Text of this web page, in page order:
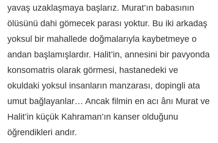
yavaş uzaklaşmaya başlarız. Murat’ın babasının
ölüsünü dahi gömecek parası yoktur. Bu iki arkadaş
yoksul bir mahallede doğmalarıyla kaybetmeye o
andan başlamışlardır. Halit’in, annesini bir pavyonda
konsomatris olarak görmesi, hastanedeki ve
okuldaki yoksul insanların manzarası, dopingli ata
umut bağlayanlar… Ancak filmin en acı ânı Murat ve
Halit’in küçük Kahraman’ın kanser olduğunu
öğrendikleri andır.